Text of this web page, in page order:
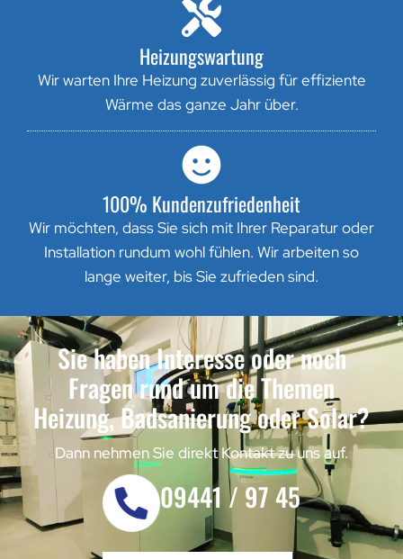
Heizungswartung
Wir warten Ihre Heizung zuverlässig für effiziente
Wärme das ganze Jahr über.
100% Kundenzufriedenheit
Wir möchten, dass Sie sich mit Ihrer Reparatur oder
Installation rundum wohl fühlen. Wir arbeiten so
lange weiter, bis Sie zufrieden sind.
Sie haben Interesse oder noch
Fragen rund um die Themen
Heizung, Badsanierung oder Solar?
Dann nehmen Sie direkt Kontakt zu uns auf.
09441 / 97 45